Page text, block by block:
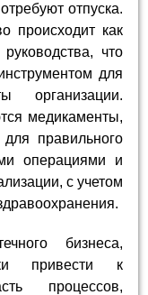
отпуска.
происходит как
что
для
организации.
медикаменты,
правильного
операциями и
с учетом
бизнеса,
привести к
процессов,